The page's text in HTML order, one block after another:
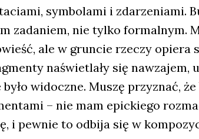
sym­bo­la­mi i zda­rze­nia­mi.
zada­niem, nie tyl­ko for­mal­nym.
ale w grun­cie rze­czy opie­ra
naświe­tla­ły się nawza­jem,
widocz­ne. Muszę przy­znać,
– nie mam epic­kie­go
i pew­nie to odbi­ja się w